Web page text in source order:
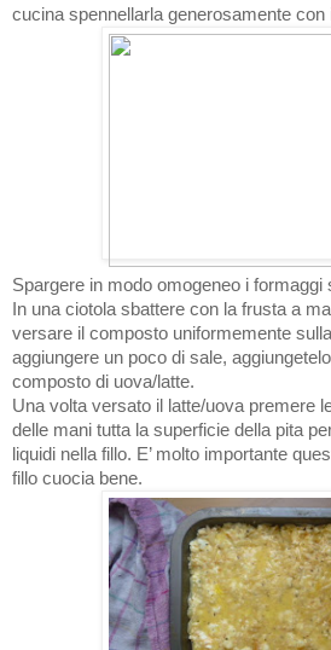
cucina spennellarla generosamente con
Spargere in modo omogeneo i formaggi
In una ciotola sbattere con la frusta a
versare il composto uniformemente
aggiungere un poco di sale,
composto di uova/latte.
Una volta versato il latte/uova premere
delle mani tutta la superficie della pita
liquidi nella fillo. E’ molto importante
fillo cuocia bene.